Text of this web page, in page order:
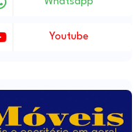
Youtube